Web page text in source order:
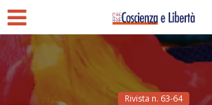
Rivista n. 63-64